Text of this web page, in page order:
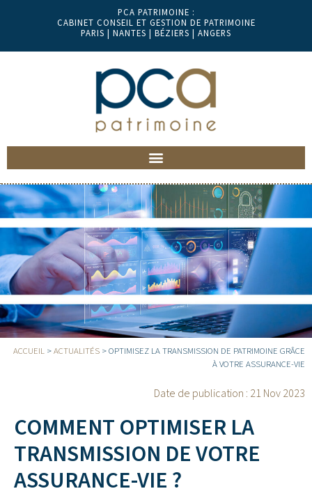
PCA PATRIMOINE :
CABINET CONSEIL ET GESTION DE PATRIMOINE
PARIS | NANTES | BÉZIERS | ANGERS
ACCUEIL >ACTUALITÉS >OPTIMISEZ LA TRANSMISSION DE PATRIMOINE GRÂCE
À VOTRE ASSURANCE-VIE
Date de publication : 21 Nov 2023
COMMENT OPTIMISER LA
TRANSMISSION DE VOTRE
ASSURANCE-VIE ?